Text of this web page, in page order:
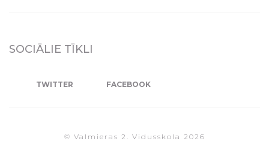
SOCIĀLIE TĪKLI
TWITTER FACEBOOK
© Valmieras 2. Vidusskola 2026